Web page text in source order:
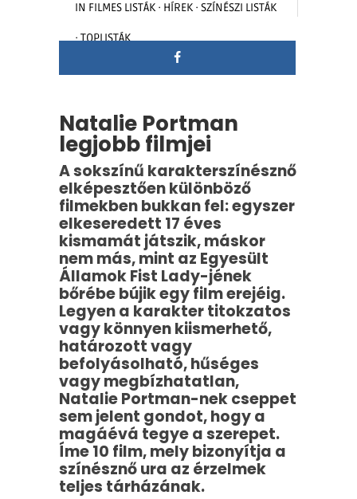
IN FILMES LISTÁK · HÍREK · SZÍNÉSZI LISTÁK
·TOPLISTÁK
Natalie Portman
legjobb filmjei
A sokszínű karakterszínésznő
elképesztően különböző
filmekben bukkan fel: egyszer
elkeseredett 17 éves
kismamát játszik, máskor
nem más, mint az Egyesült
Államok Fist Lady-jének
bőrébe bújik egy film erejéig.
Legyen a karakter titokzatos
vagy könnyen kiismerhető,
határozott vagy
befolyásolható, hűséges
vagy megbízhatatlan,
Natalie Portman-nek cseppet
sem jelent gondot, hogy a
magáévá tegye a szerepet.
Íme 10 film, mely bizonyítja a
színésznő ura az érzelmek
teljes tárházának.